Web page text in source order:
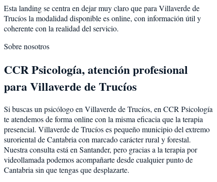
Esta landing se centra en dejar muy claro que para Villaverde de
Trucíos la modalidad disponible es online, con información útil y
coherente con la realidad del servicio.
Sobre nosotros
CCR Psicología, atención profesional
para Villaverde de Trucíos
Si buscas un psicólogo en Villaverde de Trucíos, en CCR Psicología
te atendemos de forma online con la misma eficacia que la terapia
presencial. Villaverde de Trucíos es pequeño municipio del extremo
suroriental de Cantabria con marcado carácter rural y forestal.
Nuestra consulta está en Santander, pero gracias a la terapia por
videollamada podemos acompañarte desde cualquier punto de
Cantabria sin que tengas que desplazarte.